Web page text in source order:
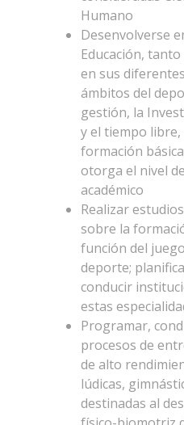
Humano
Desenvolverse
Educación,
en sus
ámbitos del
gestión, la
y el tiempo
formación
otorga el nivel
académico
Realizar
sobre la
función del
deporte;
conducir
estas
Programar,
procesos de
de alto
lúdicas,
destinadas al